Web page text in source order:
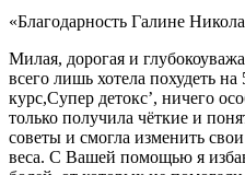
«Благодарность Галине
Милая, дорогая и
всего лишь хотела похудеть
курс,Супер детокс’, ничего
только получила чёткие и
советы и смогла изменить
веса. С Вашей помощью я